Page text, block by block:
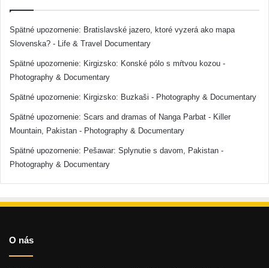
Spätné upozornenie: Bratislavské jazero, ktoré vyzerá ako mapa
Slovenska? - Life & Travel Documentary
Spätné upozornenie: Kirgizsko: Konské pólo s mŕtvou kozou -
Photography & Documentary
Spätné upozornenie: Kirgizsko: Buzkaši - Photography & Documentary
Spätné upozornenie: Scars and dramas of Nanga Parbat - Killer
Mountain, Pakistan - Photography & Documentary
Spätné upozornenie: Pešawar: Splynutie s davom, Pakistan -
Photography & Documentary
O nás